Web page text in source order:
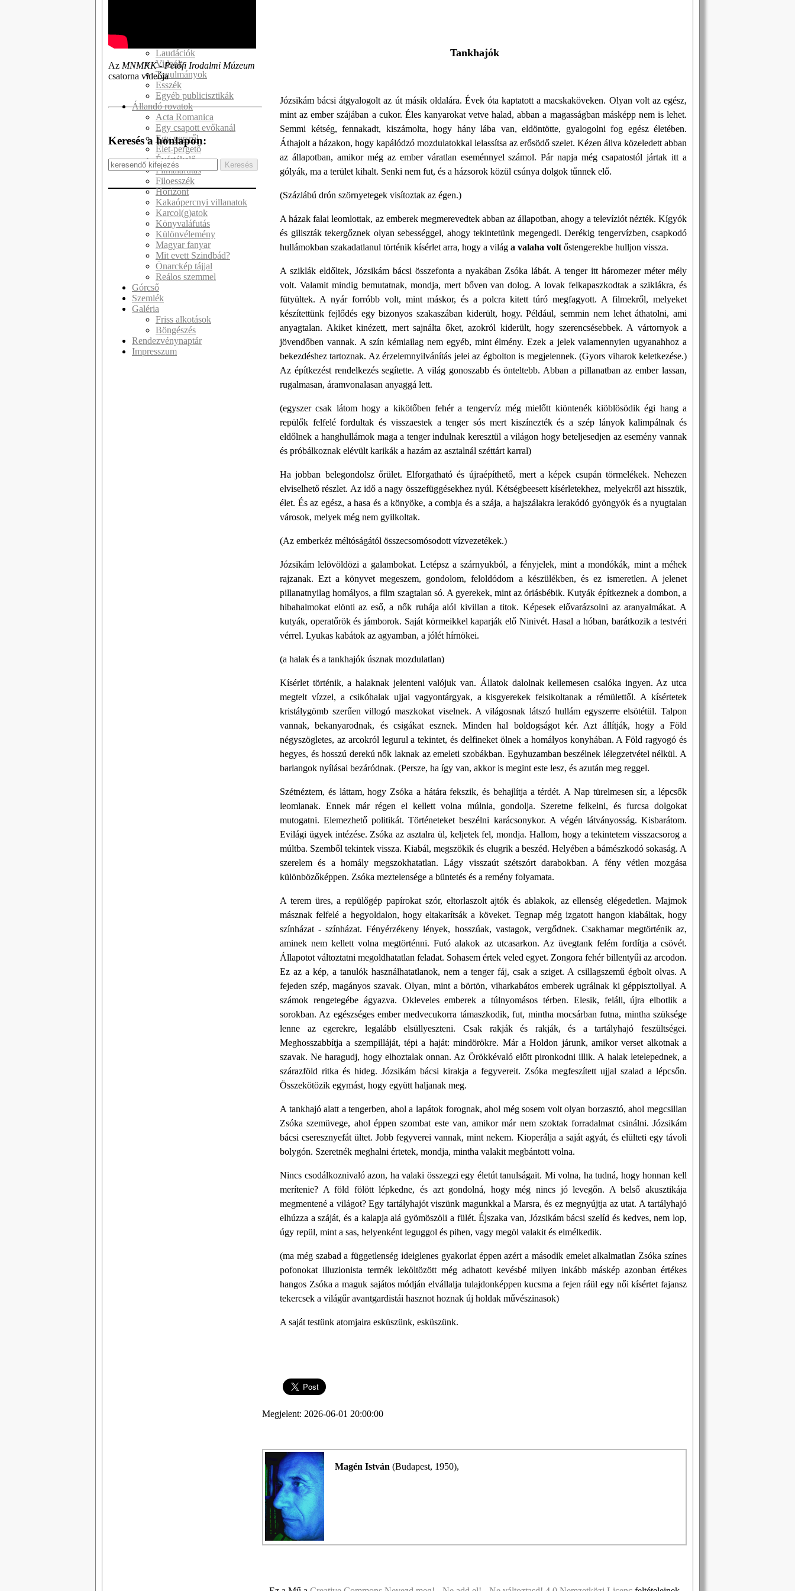
Laudációk
Videók
Tanulmányok
Esszék
Egyéb publicisztikák
Állandó rovatok
Acta Romanica
Egy csapott evőkanál
Egy versről
Élet-pergető
Évértékelő
Filmaláfutás
Filoesszék
Horizont
Kakaópercnyi villanatok
Karcol(g)atok
Könyvaláfutás
Különvélemény
Magyar fanyar
Mit evett Szindbád?
Önarckép tájjal
Reálos szemmel
Górcső
Szemlék
Galéria
Friss alkotások
Böngészés
Rendezvénynaptár
Impresszum
Az MNMKK - Petőfi Irodalmi Múzeum
csatorna videója
Keresés a honlapon:
Tankhajók
Józsikám bácsi átgyalogolt az út másik oldalára. Évek óta kaptatott a macskaköveken. Olyan volt az egész,
mint az ember szájában a cukor. Éles kanyarokat vetve halad, abban a magasságban másképp nem is lehet.
Semmi kétség, fennakadt, kiszámolta, hogy hány lába van, eldöntötte, gyalogolni fog egész életében.
Áthajolt a házakon, hogy kapálódzó mozdulatokkal lelassítsa az erősödő szelet. Kézen állva közeledett abban
az állapotban, amikor még az ember váratlan eseménnyel számol. Pár napja még csapatostól jártak itt a
gólyák, ma a terület kihalt. Senki nem fut, és a házsorok közül csúnya dolgok tűnnek elő.
(Százlábú drón szörnyetegek visítoztak az égen.)
A házak falai leomlottak, az emberek megmerevedtek abban az állapotban, ahogy a televíziót nézték. Kígyók
és giliszták tekergőznek olyan sebességgel, ahogy tekintetünk megengedi. Derékig tengervízben, csapkodó
hullámokban szakadatlanul történik kísérlet arra, hogy a világ a valaha voltőstengerekbe hulljon vissza.
A sziklák eldőltek, Józsikám bácsi összefonta a nyakában Zsóka lábát. A tenger itt háromezer méter mély
volt. Valamit mindig bemutatnak, mondja, mert bőven van dolog. A lovak felkapaszkodtak a sziklákra, és
fütyültek. A nyár forróbb volt, mint máskor, és a polcra kitett túró megfagyott. A filmekről, melyeket
készítettünk fejlődés egy bizonyos szakaszában kiderült, hogy. Például, semmin nem lehet áthatolni, ami
anyagtalan. Akiket kinézett, mert sajnálta őket, azokról kiderült, hogy szerencsésebbek. A vártornyok a
jövendőben vannak. A szín kémiailag nem egyéb, mint élmény. Ezek a jelek valamennyien ugyanahhoz a
bekezdéshez tartoznak. Az érzelemnyilvánítás jelei az égbolton is megjelennek. (Gyors viharok keletkezése.)
Az építkezést rendelkezés segítette. A világ gonoszabb és önteltebb. Abban a pillanatban az ember lassan,
rugalmasan, áramvonalasan anyaggá lett.
(egyszer csak látom hogy a kikötőben fehér a tengervíz még mielőtt kiöntenék kiöblösödik égi hang a
repülők felfelé fordultak és visszaestek a tenger sós mert kiszínezték és a szép lányok kalimpálnak és
eldőlnek a hanghullámok maga a tenger indulnak keresztül a világon hogy beteljesedjen az esemény vannak
és próbálkoznak elévült karikák a hazám az asztalnál széttárt karral)
Ha jobban belegondolsz őrület. Elforgatható és újraépíthető, mert a képek csupán törmelékek. Nehezen
elviselhető részlet. Az idő a nagy összefüggésekhez nyúl. Kétségbeesett kísérletekhez, melyekről azt hisszük,
élet. És az egész, a hasa és a könyöke, a combja és a szája, a hajszálakra lerakódó gyöngyök és a nyugtalan
városok, melyek még nem gyilkoltak.
(Az emberkéz méltóságától összecsomósodott vízvezetékek.)
Józsikám lelövöldözi a galambokat. Letépsz a szárnyukból, a fényjelek, mint a mondókák, mint a méhek
rajzanak. Ezt a könyvet megeszem, gondolom, feloldódom a készülékben, és ez ismeretlen. A jelenet
pillanatnyilag homályos, a film szagtalan só. A gyerekek, mint az óriásbébik. Kutyák építkeznek a dombon, a
hibahalmokat elönti az eső, a nők ruhája alól kivillan a titok. Képesek elővarázsolni az aranyalmákat. A
kutyák, operatőrök és jámborok. Saját körmeikkel kaparják elő Ninivét. Hasal a hóban, barátkozik a testvéri
vérrel. Lyukas kabátok az agyamban, a jólét hírnökei.
(a halak és a tankhajók úsznak mozdulatlan)
Kísérlet történik, a halaknak jelenteni valójuk van. Állatok dalolnak kellemesen csalóka ingyen. Az utca
megtelt vízzel, a csikóhalak ujjai vagyontárgyak, a kisgyerekek felsikoltanak a rémülettől. A kísértetek
kristálygömb szerűen villogó maszkokat viselnek. A világosnak látszó hullám egyszerre elsötétül. Talpon
vannak, bekanyarodnak, és csigákat esznek. Minden hal boldogságot kér. Azt állítják, hogy a Föld
négyszögletes, az arcokról legurul a tekintet, és delfineket ölnek a homályos konyhában. A Föld ragyogó és
hegyes, és hosszú derekú nők laknak az emeleti szobákban. Egyhuzamban beszélnek lélegzetvétel nélkül. A
barlangok nyílásai bezáródnak. (Persze, ha így van, akkor is megint este lesz, és azután meg reggel.
Szétnéztem, és láttam, hogy Zsóka a hátára fekszik, és behajlítja a térdét. A Nap türelmesen sír, a lépcsők
leomlanak. Ennek már régen el kellett volna múlnia, gondolja. Szeretne felkelni, és furcsa dolgokat
mutogatni. Elemezhető politikát. Történeteket beszélni karácsonykor. A végén látványosság. Kisbarátom.
Evilági ügyek intézése. Zsóka az asztalra ül, keljetek fel, mondja. Hallom, hogy a tekintetem visszacsorog a
múltba. Szemből tekintek vissza. Kiabál, megszökik és elugrik a beszéd. Helyében a bámészkodó sokaság. A
szerelem és a homály megszokhatatlan. Lágy visszaút szétszórt darabokban. A fény vétlen mozgása
különbözőképpen. Zsóka meztelensége a büntetés és a remény folyamata.
A terem üres, a repülőgép papírokat szór, eltorlaszolt ajtók és ablakok, az ellenség elégedetlen. Majmok
másznak felfelé a hegyoldalon, hogy eltakarítsák a köveket. Tegnap még izgatott hangon kiabáltak, hogy
színházat - színházat. Fényérzékeny lények, hosszúak, vastagok, vergődnek. Csakhamar megtörténik az,
aminek nem kellett volna megtörténni. Futó alakok az utcasarkon. Az üvegtank felém fordítja a csövét.
Állapotot változtatni megoldhatatlan feladat. Sohasem értek veled egyet. Zongora fehér billentyűi az arcodon.
Ez az a kép, a tanulók használhatatlanok, nem a tenger fáj, csak a sziget. A csillagszemű égbolt olvas. A
fejeden szép, magányos szavak. Olyan, mint a börtön, viharkabátos emberek ugrálnak ki géppisztollyal. A
számok rengetegébe ágyazva. Okleveles emberek a túlnyomásos térben. Elesik, feláll, újra elbotlik a
sorokban. Az egészséges ember medvecukorra támaszkodik, fut, mintha mocsárban futna, mintha szüksége
lenne az egerekre, legalább elsüllyeszteni. Csak rakják és rakják, és a tartályhajó feszültségei.
Meghosszabbítja a szempilláját, tépi a haját: mindörökre. Már a Holdon járunk, amikor verset alkotnak a
szavak. Ne haragudj, hogy elhoztalak onnan. Az Örökkévaló előtt pironkodni illik. A halak letelepednek, a
szárazföld ritka és hideg. Józsikám bácsi kirakja a fegyvereit. Zsóka megfeszített ujjal szalad a lépcsőn.
Összekötözik egymást, hogy együtt haljanak meg.
A tankhajó alatt a tengerben, ahol a lapátok forognak, ahol még sosem volt olyan borzasztó, ahol megcsillan
Zsóka szemüvege, ahol éppen szombat este van, amikor már nem szoktak forradalmat csinálni. Józsikám
bácsi cseresznyefát ültet. Jobb fegyverei vannak, mint nekem. Kioperálja a saját agyát, és elülteti egy távoli
bolygón. Szeretnék meghalni értetek, mondja, mintha valakit megbántott volna.
Nincs csodálkoznivaló azon, ha valaki összegzi egy életút tanulságait. Mi volna, ha tudná, hogy honnan kell
merítenie? A föld fölött lépkedne, és azt gondolná, hogy még nincs jó levegőn. A belső akusztikája
megmentené a világot? Egy tartályhajót viszünk magunkkal a Marsra, és ez megnyújtja az utat. A tartályhajó
elhúzza a száját, és a kalapja alá gyömöszöli a fülét. Éjszaka van, Józsikám bácsi szelíd és kedves, nem lop,
úgy repül, mint a sas, helyenként leguggol és pihen, vagy megöl valakit és elmélkedik.
(ma még szabad a függetlenség ideiglenes gyakorlat éppen azért a második emelet alkalmatlan Zsóka színes
pofonokat illuzionista termék leköltözött még adhatott kevésbé milyen inkább máskép azonban értékes
hangos Zsóka a maguk sajátos módján elvállalja tulajdonképpen kucsma a fejen ráül egy női kísértet fajansz
tekercsek a világűr avantgardistái hasznot hoznak új holdak művészinasok)
A saját testünk atomjaira esküszünk, esküszünk.
Megjelent: 2026-06-01 20:00:00
Magén István (Budapest, 1950),